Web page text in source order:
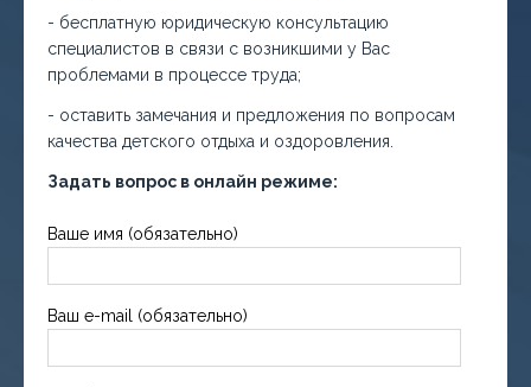
- бесплатную юридическую консультацию
специалистов в связи с возникшими у Вас
проблемами в процессе труда;
- оставить замечания и предложения по вопросам
качества детского отдыха и оздоровления.
Задать вопрос в онлайн режиме:
Ваше имя (обязательно)
Ваш e-mail (обязательно)